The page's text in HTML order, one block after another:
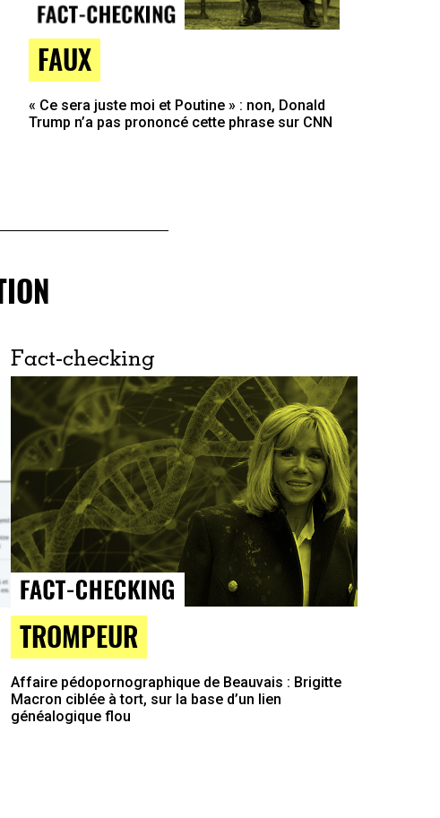
FAUX
« Ce sera juste moi et Poutine » : non, Donald
Trump n’a pas prononcé cette phrase sur CNN
Fact-checking
TROMPEUR
Affaire pédopornographique de Beauvais : Brigitte
Macron ciblée à tort, sur la base d’un lien
généalogique flou